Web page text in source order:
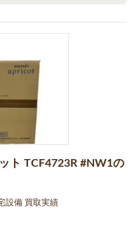
ト TCF4723R #NW1の
設備 買取実績